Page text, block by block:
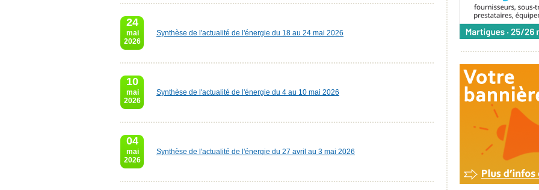
24
mai
2026
Synthèse de l'actualité de l'énergie du 18 au 24 mai 2026
10
mai
2026
Synthèse de l'actualité de l'énergie du 4 au 10 mai 2026
04
mai
2026
Synthèse de l'actualité de l'énergie du 27 avril au 3 mai 2026